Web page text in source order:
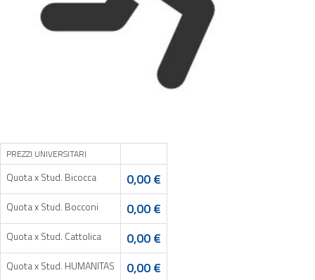
PREZZI UNIVERSITARI
Quota x Stud. Bicocca 0,00 €
Quota x Stud. Bocconi 0,00 €
Quota x Stud. Cattolica 0,00 €
Quota x Stud. HUMANITAS 0,00 €